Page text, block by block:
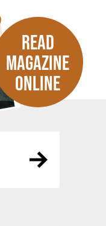
READ
MAGAZINE
ONLINE